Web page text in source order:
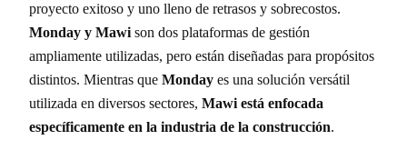
proyecto exitoso y uno lleno de retrasos y sobrecostos.
Monday y Mawi son dos plataformas de gestión
ampliamente utilizadas, pero están diseñadas para propósitos
distintos. Mientras que Monday es una solución versátil
utilizada en diversos sectores, Mawi está enfocada
específicamente en la industria de la construcción.